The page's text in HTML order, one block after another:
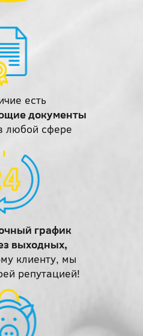
есть
документы
любой сфере
график
выходных,
клиенту, мы
репутацией!